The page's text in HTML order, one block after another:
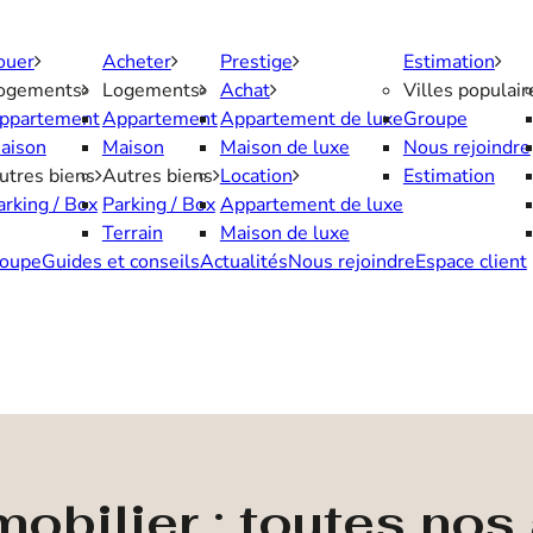
biens
/ Box
Acheter
Logements
Appartement
Maison
Autres biens
Parking / Box
Terrain
Prestige
Achat
Appartement de luxe
Maison de luxe
Location
Appartement de luxe
Maison de luxe
Estimation
Villes
Groupe
Nous rejoindre
Estimation
Guides et conseilsActualitésNous rejoindreEspace client